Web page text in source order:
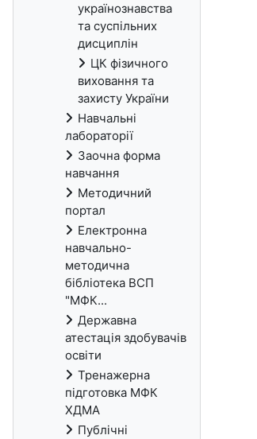
українознавства
та суспільних
дисциплін
ЦК фізичного
виховання та
захисту України
Навчальні
лабораторії
Заочна форма
навчання
Методичний
портал
Електронна
навчально-
методична
бібліотека ВСП
"МФК...
Державна
атестація здобувачів
освіти
Тренажерна
підготовка МФК
ХДМА
Публічні